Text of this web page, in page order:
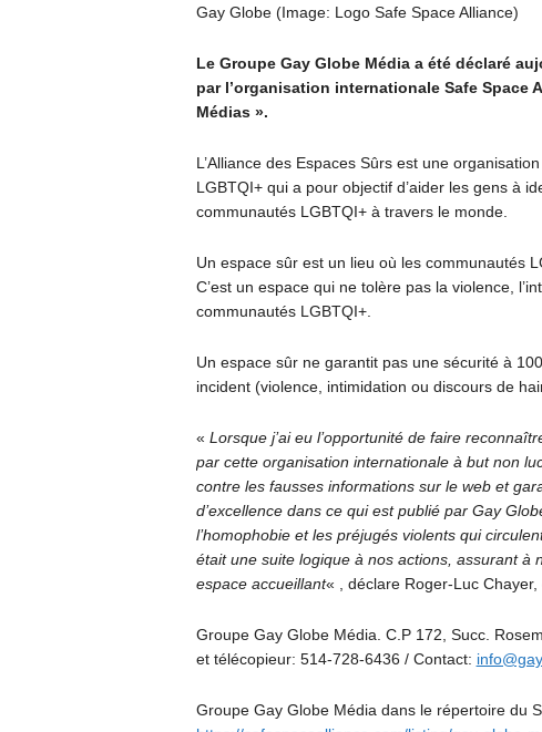
Gay Globe (Image: Logo Safe Space Alliance)
Le Groupe Gay Globe Média a été déclaré
par l’organisation internationale Safe Space
Médias ».
L’Alliance des Espaces Sûrs est une
LGBTQI+ qui a pour objectif d’aider les gens à
communautés LGBTQI+ à travers le monde.
Un espace sûr est un lieu où les communautés
C’est un espace qui ne tolère pas la violence,
communautés LGBTQI+.
Un espace sûr ne garantit pas une sécurité à
incident (violence, intimidation ou discours de
« Lorsque j’ai eu l’opportunité de faire
par cette organisation internationale à but non
contre les fausses informations sur le web et
d’excellence dans ce qui est publié par Gay
l’homophobie et les préjugés violents qui
était une suite logique à nos actions, assurant à
espace accueillant« , déclare Roger-Luc
Groupe Gay Globe Média. C.P 172, Succ.
et télécopieur: 514-728-6436 / Contact:
Groupe Gay Globe Média dans le répertoire du